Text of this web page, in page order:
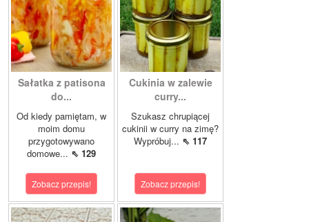
Sałatka z patisona
do...
Od kiedy pamiętam, w
moim domu
przygotowywano
domowe... ⇖ 129
Zobacz przepis!
Cukinia w zalewie
curry...
Szukasz chrupiącej
cukinii w curry na zimę?
Wypróbuj... ⇖ 117
Zobacz przepis!